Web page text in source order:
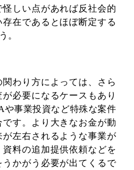
しい点があれば反社会的
在であるとほぼ断定する
。
わり方によっては、さら
必要になるケースもあり
や事業投資など特殊な案件
す。より大きなお金が動
が左右されるような事業が
料の追加提供依頼などを
うかがう必要が出てくるで